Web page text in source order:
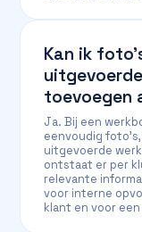
Kan ik
toevoegen
Ja. Bij een
eenvoudig
uitgevoerde
ontstaat er per
relevante
voor interne
klant en voor